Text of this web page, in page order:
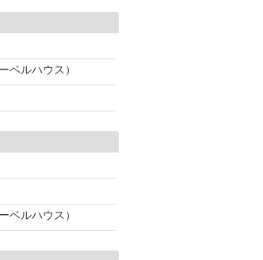
ベルハウス）
ベルハウス）